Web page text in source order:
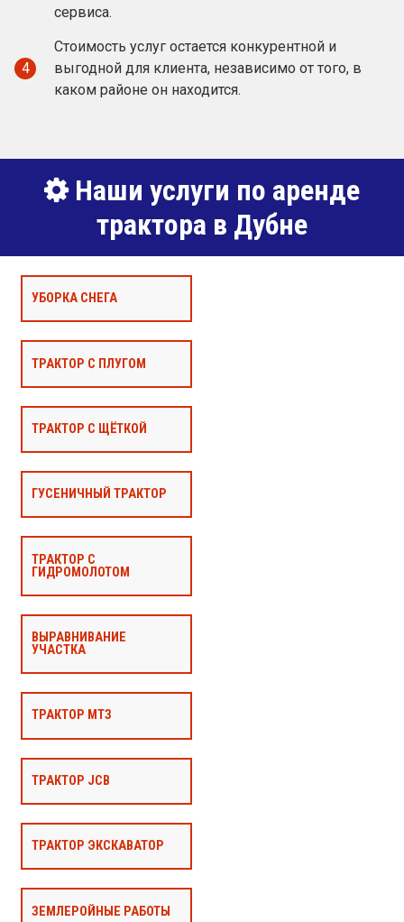
сервиса.
4
Стоимость услуг остается конкурентной и
выгодной для клиента, независимо от того, в
каком районе он находится.
Наши услуги по аренде
трактора в Дубне
УБОРКА СНЕГА
ТРАКТОР С ПЛУГОМ
ТРАКТОР С ЩЁТКОЙ
ГУСЕНИЧНЫЙ ТРАКТОР
ТРАКТОР С
ГИДРОМОЛОТОМ
ВЫРАВНИВАНИЕ
УЧАСТКА
ТРАКТОР МТЗ
ТРАКТОР JCB
ТРАКТОР ЭКСКАВАТОР
ЗЕМЛЕРОЙНЫЕ РАБОТЫ